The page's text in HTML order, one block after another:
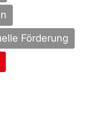
Förderung